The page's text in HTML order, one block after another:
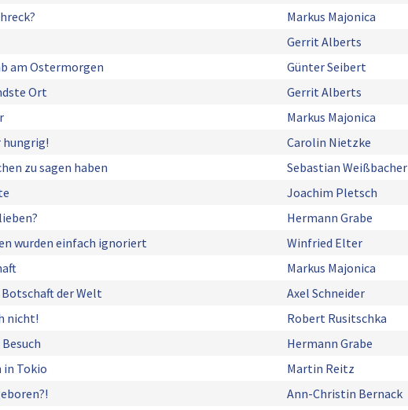
Markus Majonica
Gerrit Alberts
am Ostermorgen Günter Seibert
Ort Gerrit Alberts
Markus Majonica
hungrig! Carolin Nietzke
zu sagen haben Sebastian Weißbacher
Joachim Pletsch
Hermann Grabe
wurden einfach ignoriert Winfried Elter
Markus Majonica
der Welt Axel Schneider
nicht! Robert Rusitschka
Hermann Grabe
in Tokio Martin Reitz
Ann-Christin Bernack